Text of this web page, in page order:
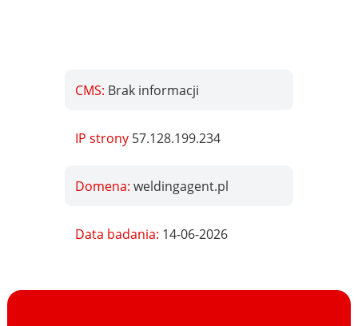
CMS: Brak informacji
IP strony 57.128.199.234
Domena:weldingagent.pl
Data badania: 14-06-2026